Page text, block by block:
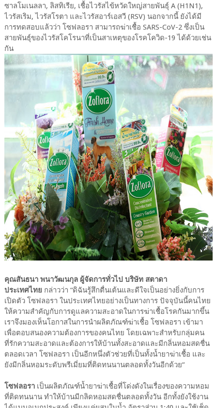
ซาลโมเนลลา, ลิสทิเรีย, เชื้อไวรัสไข้หวัดใหญ่สายพันธุ์ A (H1N1),
ไวรัสเริม, ไวรัสโรตา และไวรัสอาร์เอสวี (RSV) นอกจากนี้ ยังได้มี
การทดสอบแล้วว่า โซฟลอรา สามารถฆ่าเชื้อ SARS-CoV-2 ซึ่งเป็น
สายพันธุ์ของไวรัสโคโรนาที่เป็นสาเหตุของโรคโควิด-19 ได้ด้วยเช่น
กัน
คุณสันธนา พนาวัฒนกุล ผู้จัดการทั่วไป บริษัท สตาดา
ประเทศไทย กล่าวว่า “ดิฉันรู้สึกตื่นเต้นและดีใจเป็นอย่างยิ่งกับการ
เปิดตัว โซฟลอรา ในประเทศไทยอย่างเป็นทางการ ปัจจุบันนี้คนไทย
ให้ความสำคัญกับการดูแลความสะอาดในการฆ่าเชื้อโรคกันมากขึ้น
เราจึงมองเห็นโอกาสในการนำผลิตภัณฑ์ฆ่าเชื้อ โซฟลอรา เข้ามา
เพื่อตอบสนองความต้องการของคนไทย โดยเฉพาะสำหรับกลุ่มคน
ที่รักความสะอาดและต้องการให้บ้านทั้งสะอาดและมีกลิ่นหอมสดชื่น
ตลอดเวลา โซฟลอรา เป็นอีกหนึ่งตัวช่วยที่เป็นทั้งน้ำยาฆ่าเชื้อ และ
ยังมีกลิ่นหอมระดับพรีเมี่ยมที่ติดทนนานตลอดทั้งวันอีกด้วย”
โซฟลอรา เป็นผลิตภัณฑ์น้ำยาฆ่าเชื้อที่โด่งดังในเรื่องของความหอม
ที่ติดทนนาน ทำให้บ้านมีกลิดหอมสดชื่นตลอดทั้งวัน อีกทั้งยังใช้งาน